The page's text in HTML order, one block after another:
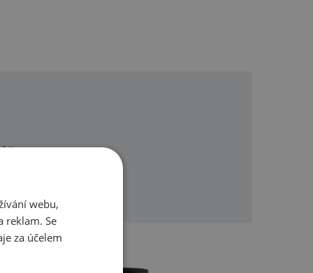
webu,
reklam. Se
za účelem